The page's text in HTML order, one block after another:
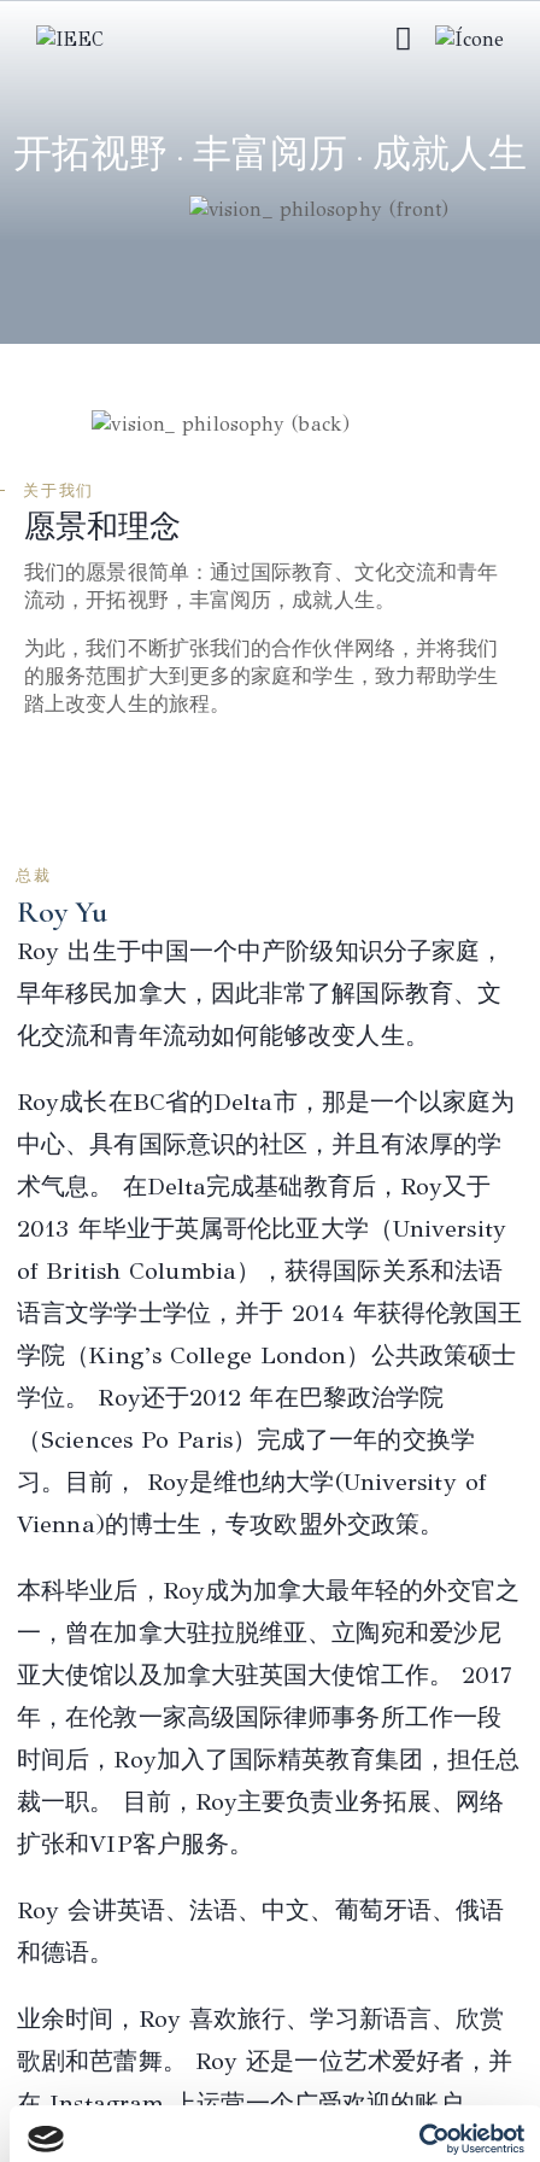
开拓视野 · 丰富阅历 · 成就人生
关于我们
愿景和理念
我们的愿景很简单：通过国际教育、文化交流和青年
流动，开拓视野，丰富阅历，成就人生。
为此，我们不断扩张我们的合作伙伴网络，并将我们
的服务范围扩大到更多的家庭和学生，致力帮助学生
踏上改变人生的旅程。
总裁
Roy Yu
Roy 出生于中国一个中产阶级知识分子家庭，
早年移民加拿大，因此非常了解国际教育、文
化交流和青年流动如何能够改变人生。
Roy成长在BC省的Delta市，那是一个以家庭为
中心、具有国际意识的社区，并且有浓厚的学
术气息。 在Delta完成基础教育后，Roy又于
2013 年毕业于英属哥伦比亚大学（University
of British Columbia），获得国际关系和法语
语言文学学士学位，并于 2014 年获得伦敦国王
学院（King’s College London）公共政策硕士
学位。 Roy还于2012 年在巴黎政治学院
（Sciences Po Paris）完成了一年的交换学
习。目前， Roy是维也纳大学(University of
Vienna)的博士生，专攻欧盟外交政策。
本科毕业后，Roy成为加拿大最年轻的外交官之
一，曾在加拿大驻拉脱维亚、立陶宛和爱沙尼
亚大使馆以及加拿大驻英国大使馆工作。 2017
年，在伦敦一家高级国际律师事务所工作一段
时间后，Roy加入了国际精英教育集团，担任总
裁一职。 目前，Roy主要负责业务拓展、网络
扩张和VIP客户服务。
Roy 会讲英语、法语、中文、葡萄牙语、俄语
和德语。
业余时间，Roy 喜欢旅行、学习新语言、欣赏
歌剧和芭蕾舞。 Roy 还是一位艺术爱好者，并
在 Instagram 上运营一个广受欢迎的账户
@festinalentesemper